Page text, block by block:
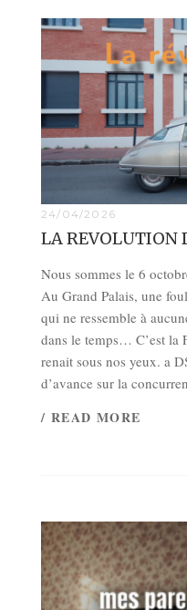
24/04/2026
LA REVOLUTION
Nous sommes le 6
Au Grand Palais, une
qui ne ressemble à
dans le temps… C’est la
renait sous nos yeux. a
d’avance sur la
/ READ MORE